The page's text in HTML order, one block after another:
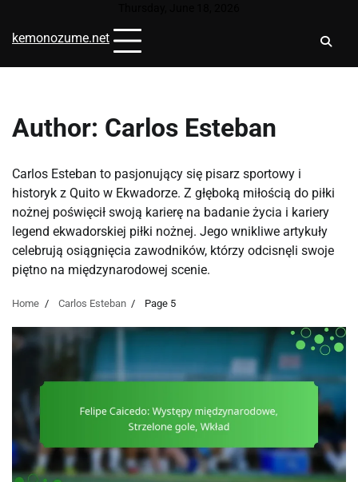
content
kemonozume.net
Author: Carlos Esteban
Carlos Esteban to pasjonujący się pisarz sportowy i
historyk z Quito w Ekwadorze. Z głęboką miłością do piłki
nożnej poświęcił swoją karierę na badanie życia i kariery
legend ekwadorskiej piłki nożnej. Jego wnikliwe artykuły
celebrują osiągnięcia zawodników, którzy odcisnęli swoje
piętno na międzynarodowej scenie.
Home Carlos Esteban Page 5